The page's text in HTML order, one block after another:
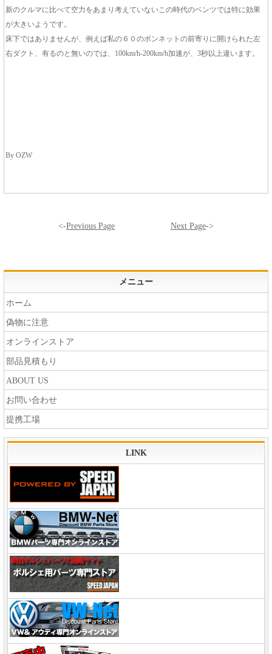
新のクルマに比べて空力をあまり考えていないこの時代のベンツでは特に効果
が大きいようです。
床下ではありませんが、例えば私の６０のボンネットの前寄りに開けられた左
右ダクト、有るのと無いのでは、100km/h-200km/h加速が、3秒以上違います。
By OZW
<-Previous Page Next Page->
メニュー
ホーム
偽物に注意
オンラインストア
部品見積もり
ABOUT US
お問い合わせ
提携工場
LINK